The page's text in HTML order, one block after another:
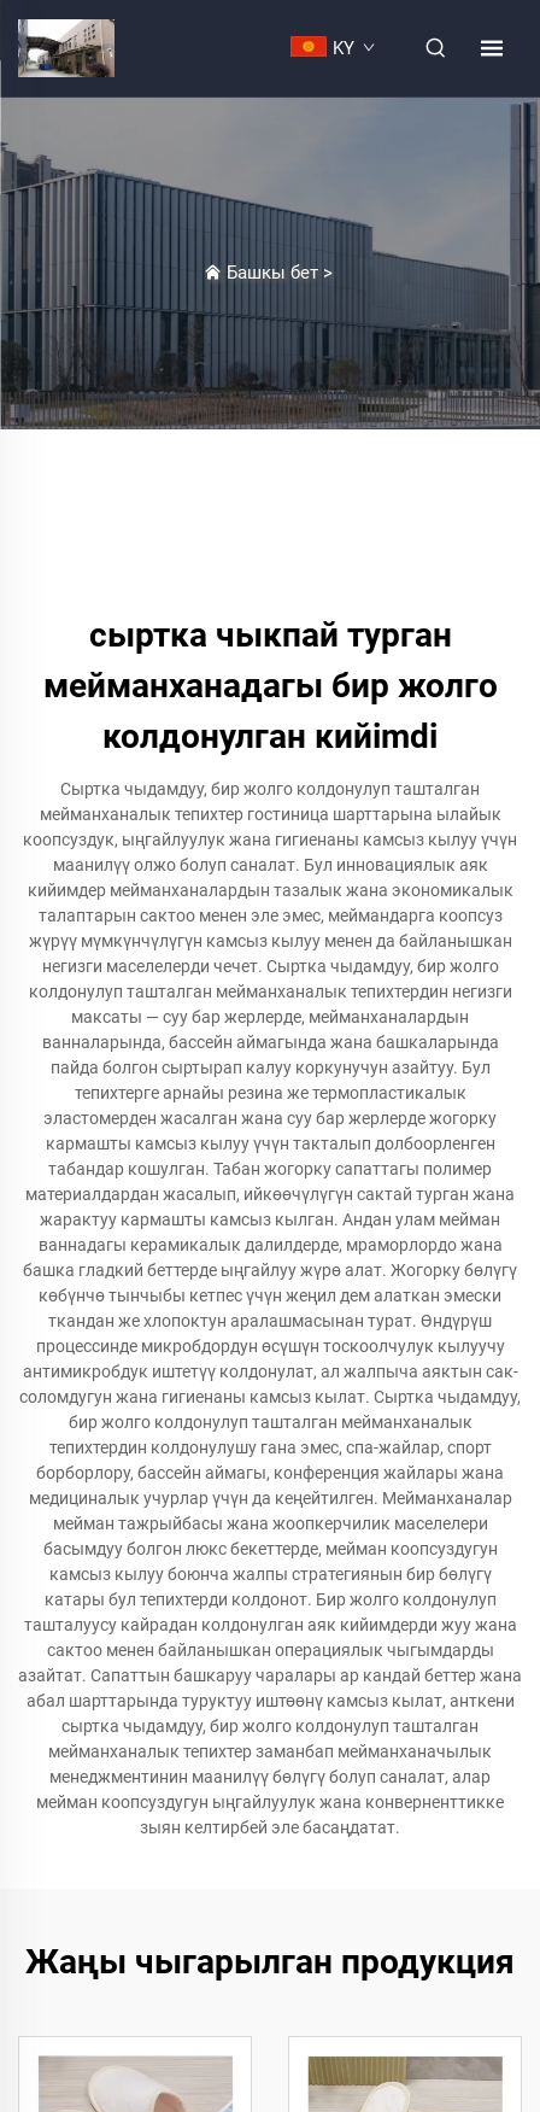
KY
Башкы бет>
сыртка чыкпай турган
мейманханадагы бир жолго
колдонулган кийimdi
Сыртка чыдамдуу, бир жолго колдонулуп ташталган
мейманханалык тепихтер гостиница шарттарына ылайык
коопсуздук, ыңгайлуулук жана гигиенаны камсыз кылуу үчүн
маанилүү олжо болуп саналат. Бул инновациялык аяк
кийимдер мейманханалардын тазалык жана экономикалык
талаптарын сактоо менен эле эмес, меймандарга коопсуз
жүрүү мүмкүнчүлүгүн камсыз кылуу менен да байланышкан
негизги маселелерди чечет. Сыртка чыдамдуу, бир жолго
колдонулуп ташталган мейманханалык тепихтердин негизги
максаты — суу бар жерлерде, мейманханалардын
ванналарында, бассейн аймагында жана башкаларында
пайда болгон сыртырап калуу коркунучун азайтуу. Бул
тепихтерге арнайы резина же термопластикалык
эластомерден жасалган жана суу бар жерлерде жогорку
кармашты камсыз кылуу үчүн такталып долбоорленген
табандар кошулган. Табан жогорку сапаттагы полимер
материалдардан жасалып, ийкөөчүлүгүн сактай турган жана
жарактуу кармашты камсыз кылган. Андан улам мейман
ваннадагы керамикалык далилдерде, мраморлордо жана
башка гладкий беттерде ыңгайлуу жүрө алат. Жогорку бөлүгү
көбүнчө тынчыбы кетпес үчүн жеңил дем алаткан эмески
ткандан же хлопоктун аралашмасынан турат. Өндүрүш
процессинде микробдордун өсүшүн тоскоолчулук кылуучу
антимикробдук иштетүү колдонулат, ал жалпыча аяктын сак-
соломдугун жана гигиенаны камсыз кылат. Сыртка чыдамдуу,
бир жолго колдонулуп ташталган мейманханалык
тепихтердин колдонулушу гана эмес, спа-жайлар, спорт
борборлору, бассейн аймагы, конференция жайлары жана
медициналык учурлар үчүн да кеңейтилген. Мейманханалар
мейман тажрыйбасы жана жоопкерчилик маселелери
басымдуу болгон люкс бекеттерде, мейман коопсуздугун
камсыз кылуу боюнча жалпы стратегиянын бир бөлүгү
катары бул тепихтерди колдонот. Бир жолго колдонулуп
ташталуусу кайрадан колдонулган аяк кийимдерди жуу жана
сактоо менен байланышкан операциялык чыгымдарды
азайтат. Сапаттын башкаруу чаралары ар кандай беттер жана
абал шарттарында туруктуу иштөөнү камсыз кылат, анткени
сыртка чыдамдуу, бир жолго колдонулуп ташталган
мейманханалык тепихтер заманбап мейманханачылык
менеджментинин маанилүү бөлүгү болуп саналат, алар
мейман коопсуздугун ыңгайлуулук жана конверненттикке
зыян келтирбей эле басаңдатат.
Жаңы чыгарылган продукция